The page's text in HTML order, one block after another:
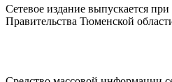
Сетевое издание выпускается
Правительства Тюменской